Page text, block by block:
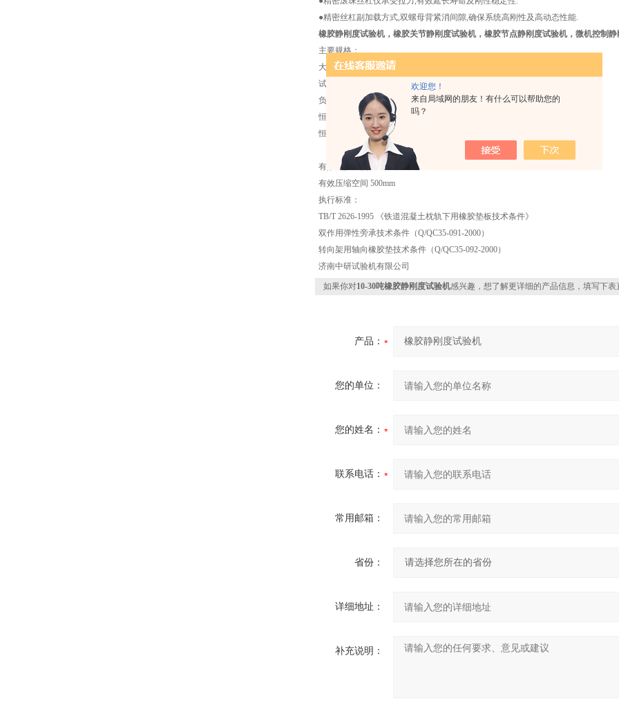
欢迎您！
来自局域网的朋友！有什么可以帮助您的
吗？
●精密丝杠副加载方式,双螺母背紧消间隙,确保系统高刚性及高动态性能.
橡胶静刚度试验机，橡胶关节静刚度试验机，橡胶节点静刚度试验机，微机控制静
主要规格：
大试验力 100kN
试验机级别 1.0级
负荷测量范围 1%～100%FS（1.0级）
恒力、恒变形、恒位移控制范围 0.5%～100%FS
恒力、恒变形、恒位移控制精度 设定值≥10%FS时，为设定值的±0.5%以内
设定值＜10%FS时，为设定值的±1%以内
有效试验跨度 400mm
有效压缩空间 500mm
执行标准：
TB/T 2626-1995 《铁道混凝土枕轨下用橡胶垫板技术条件》
双作用弹性旁承技术条件（Q/QC35-091-2000）
转向架用轴向橡胶垫技术条件（Q/QC35-092-2000）
济南中研试验机有限公司
如果你对10-30吨橡胶静刚度试验机感兴趣，想了解更详细的产品信息，填写下表
产品：
您的单位：
您的姓名：
联系电话：
常用邮箱：
省份：
详细地址：
补充说明：